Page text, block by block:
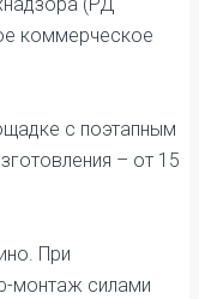
(РД
коммерческое
с поэтапным
– от 15
При
монтаж силами